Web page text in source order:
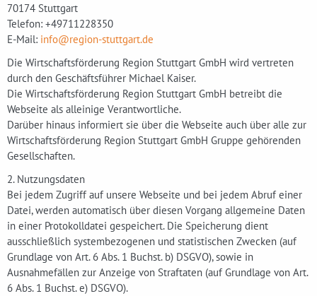
70174 Stuttgart
Telefon: +49711228350
E-Mail: info@region-stuttgart.de
Die Wirtschaftsförderung Region Stuttgart GmbH wird vertreten
durch den Geschäftsführer Michael Kaiser.
Die Wirtschaftsförderung Region Stuttgart GmbH betreibt die
Webseite als alleinige Verantwortliche.
Darüber hinaus informiert sie über die Webseite auch über alle zur
Wirtschaftsförderung Region Stuttgart GmbH Gruppe gehörenden
Gesellschaften.
2. Nutzungsdaten
Bei jedem Zugriff auf unsere Webseite und bei jedem Abruf einer
Datei, werden automatisch über diesen Vorgang allgemeine Daten
in einer Protokolldatei gespeichert. Die Speicherung dient
ausschließlich systembezogenen und statistischen Zwecken (auf
Grundlage von Art. 6 Abs. 1 Buchst. b) DSGVO), sowie in
Ausnahmefällen zur Anzeige von Straftaten (auf Grundlage von Art.
6 Abs. 1 Buchst. e) DSGVO).